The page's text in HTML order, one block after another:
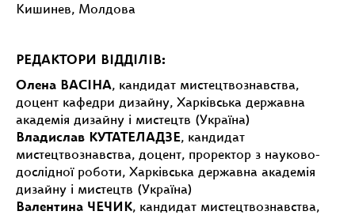
Кишинев, Молдова
РЕДАКТОРИ ВІДДІЛІВ:
Олена ВАСІНА, кандидат мистецтвознавства,
доцент кафедри дизайну, Харківська державна
академія дизайну і мистецтв (Україна)
Владислав КУТАТЕЛАДЗЕ, кандидат
мистецтвознавства, доцент, проректор з науково-
дослідної роботи, Харківська державна академія
дизайну і мистецтв (Україна)
Валентина ЧЕЧИК, кандидат мистецтвознавства,